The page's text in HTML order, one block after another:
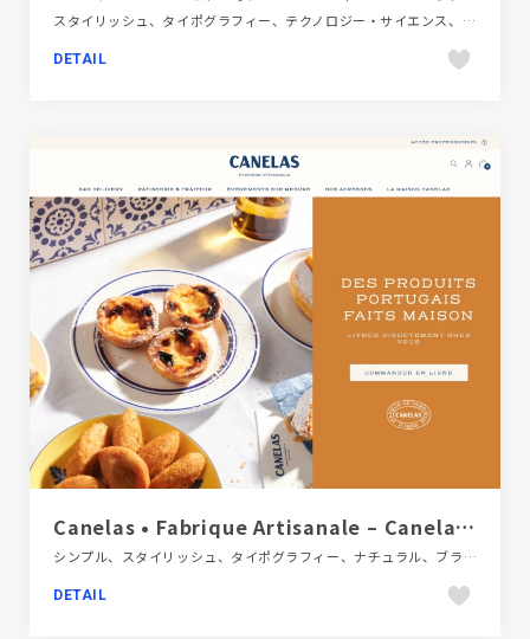
スタイリッシュ、タイポグラフィー、テクノロジー・サイエンス、ブルー系、ポップ、新卒・中途採用サイト
DETAIL
Canelas • Fabrique Artisanale – Canelas E-Boutique
シンプル、スタイリッシュ、タイポグラフィー、ナチュラル、ブランド・サービスサイト、ベージュ・ゴールド系、ホワイト系、大きめ写真、海外サイト、飲料・食品
DETAIL